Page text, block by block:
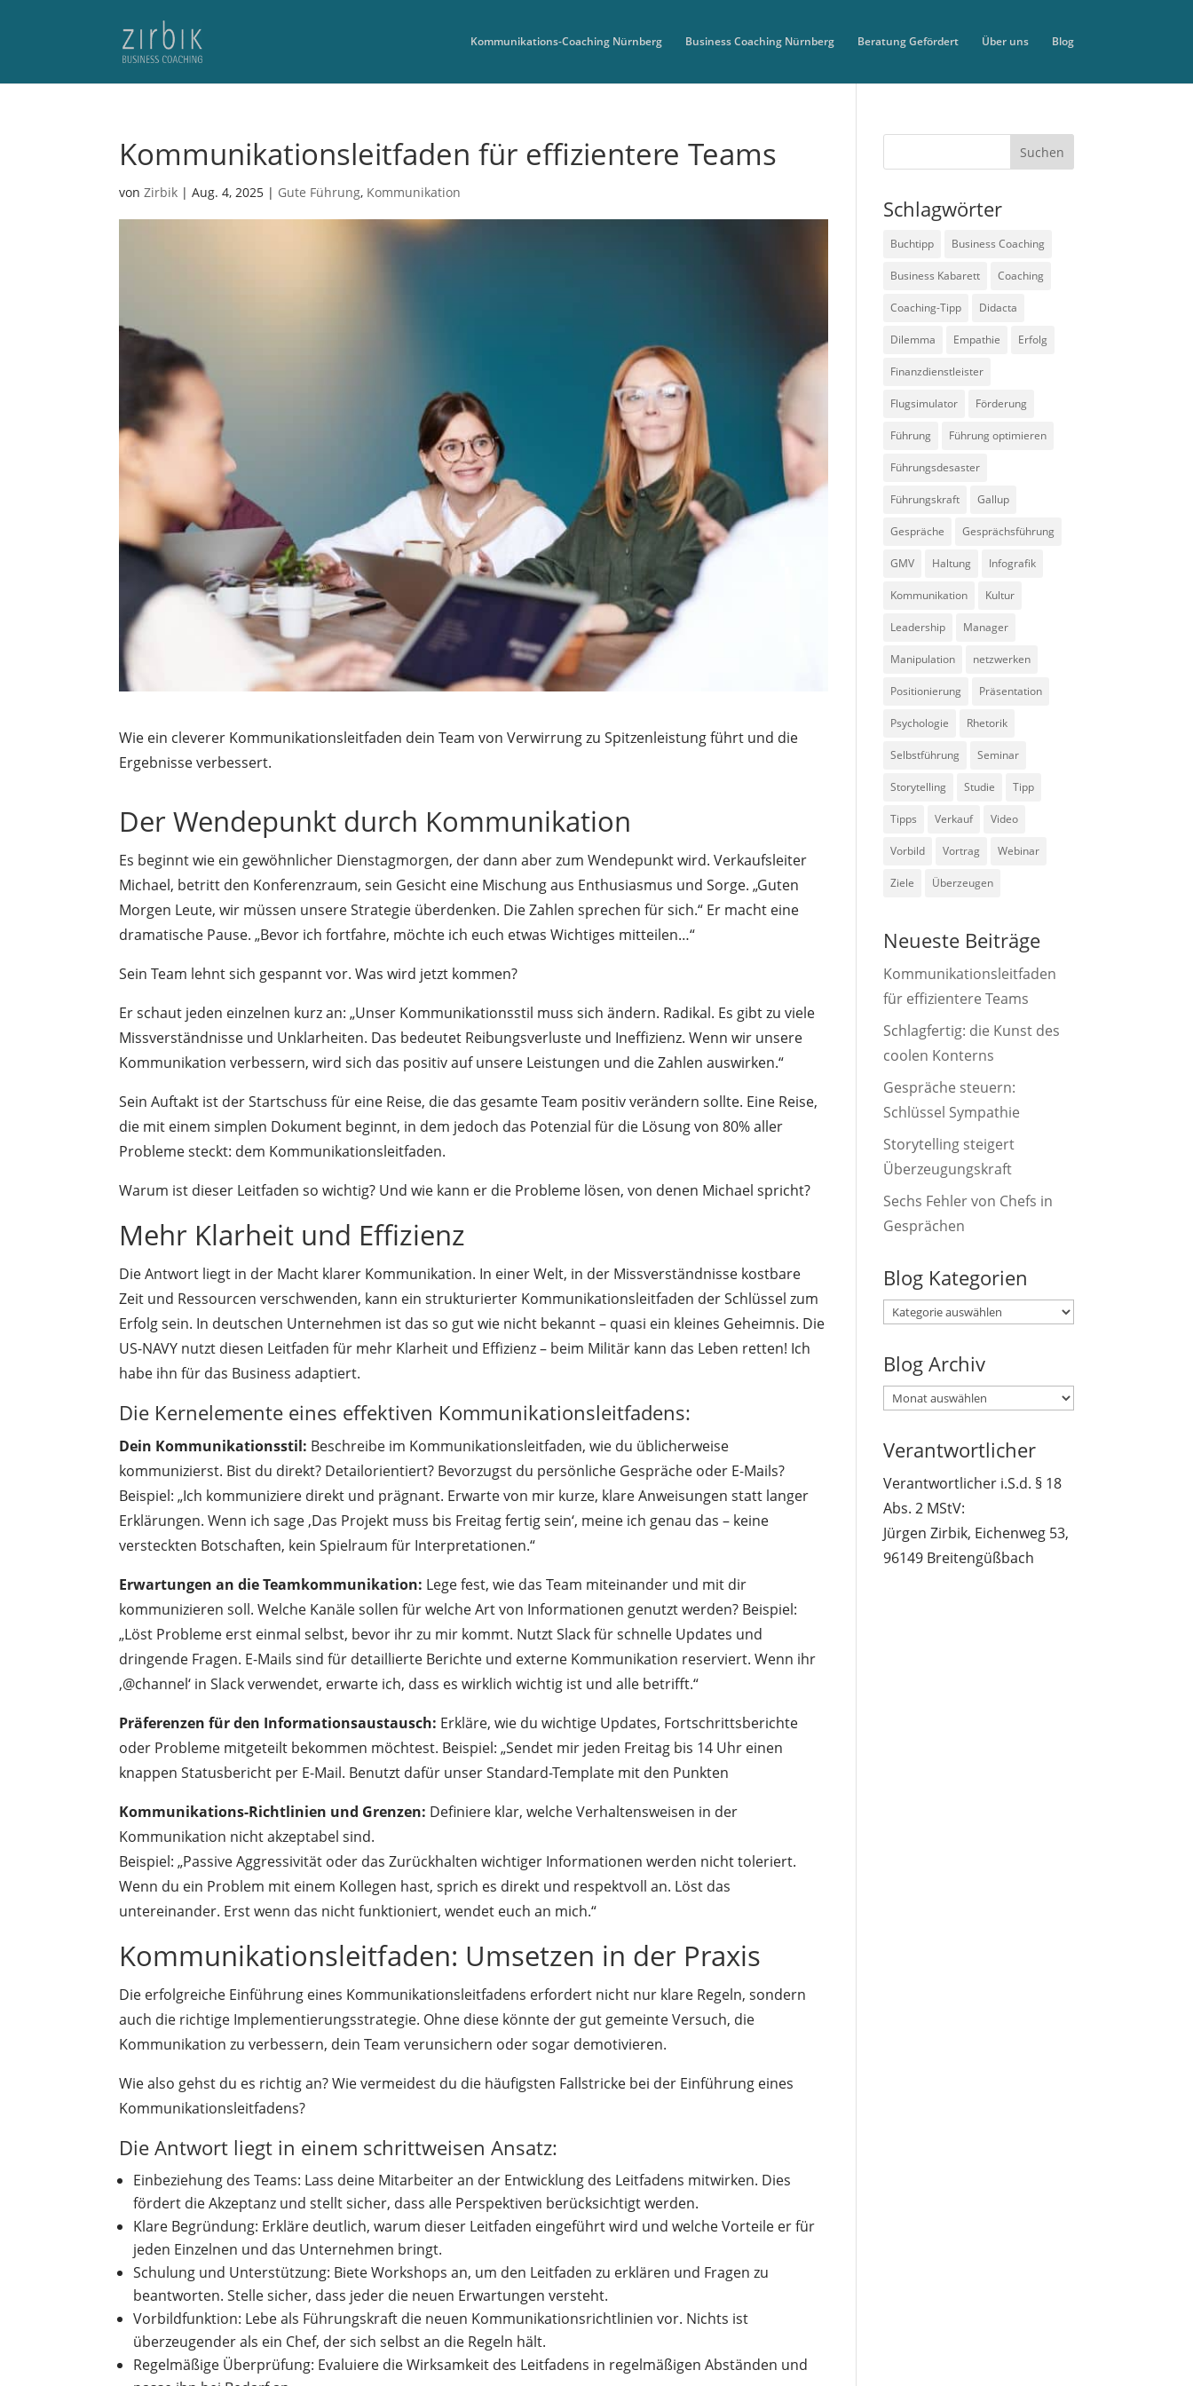
Kommunikations-Coaching Nürnberg Business Coaching Nürnberg Beratung Gefördert Über uns Blog
Kommunikationsleitfaden für effizientere Teams
vonZirbik |Aug. 4, 2025 | Gute Führung, Kommunikation
Wie ein cleverer Kommunikationsleitfaden dein Team von Verwirrung zu Spitzenleistung führt und die
Ergebnisse verbessert.
Der Wendepunkt durch Kommunikation
Es beginnt wie ein gewöhnlicher Dienstagmorgen, der dann aber zum Wendepunkt wird. Verkaufsleiter
Michael, betritt den Konferenzraum, sein Gesicht eine Mischung aus Enthusiasmus und Sorge. „Guten
Morgen Leute, wir müssen unsere Strategie überdenken. Die Zahlen sprechen für sich.“ Er macht eine
dramatische Pause. „Bevor ich fortfahre, möchte ich euch etwas Wichtiges mitteilen…“
Sein Team lehnt sich gespannt vor. Was wird jetzt kommen?
Er schaut jeden einzelnen kurz an: „Unser Kommunikationsstil muss sich ändern. Radikal. Es gibt zu viele
Missverständnisse und Unklarheiten. Das bedeutet Reibungsverluste und Ineffizienz. Wenn wir unsere
Kommunikation verbessern, wird sich das positiv auf unsere Leistungen und die Zahlen auswirken.“
Sein Auftakt ist der Startschuss für eine Reise, die das gesamte Team positiv verändern sollte. Eine Reise,
die mit einem simplen Dokument beginnt, in dem jedoch das Potenzial für die Lösung von 80% aller
Probleme steckt: dem Kommunikationsleitfaden.
Warum ist dieser Leitfaden so wichtig? Und wie kann er die Probleme lösen, von denen Michael spricht?
Mehr Klarheit und Effizienz
Die Antwort liegt in der Macht klarer Kommunikation. In einer Welt, in der Missverständnisse kostbare
Zeit und Ressourcen verschwenden, kann ein strukturierter Kommunikationsleitfaden der Schlüssel zum
Erfolg sein. In deutschen Unternehmen ist das so gut wie nicht bekannt – quasi ein kleines Geheimnis. Die
US-NAVY nutzt diesen Leitfaden für mehr Klarheit und Effizienz – beim Militär kann das Leben retten! Ich
habe ihn für das Business adaptiert.
Die Kernelemente eines effektiven Kommunikationsleitfadens:
Dein Kommunikationsstil: Beschreibe im Kommunikationsleitfaden, wie du üblicherweise
kommunizierst. Bist du direkt? Detailorientiert? Bevorzugst du persönliche Gespräche oder E-Mails?
Beispiel: „Ich kommuniziere direkt und prägnant. Erwarte von mir kurze, klare Anweisungen statt langer
Erklärungen. Wenn ich sage ‚Das Projekt muss bis Freitag fertig sein‘, meine ich genau das – keine
versteckten Botschaften, kein Spielraum für Interpretationen.“
Erwartungen an die Teamkommunikation: Lege fest, wie das Team miteinander und mit dir
kommunizieren soll. Welche Kanäle sollen für welche Art von Informationen genutzt werden? Beispiel:
„Löst Probleme erst einmal selbst, bevor ihr zu mir kommt. Nutzt Slack für schnelle Updates und
dringende Fragen. E-Mails sind für detaillierte Berichte und externe Kommunikation reserviert. Wenn ihr
‚@channel‘ in Slack verwendet, erwarte ich, dass es wirklich wichtig ist und alle betrifft.“
Präferenzen für den Informationsaustausch: Erkläre, wie du wichtige Updates, Fortschrittsberichte
oder Probleme mitgeteilt bekommen möchtest. Beispiel: „Sendet mir jeden Freitag bis 14 Uhr einen
knappen Statusbericht per E-Mail. Benutzt dafür unser Standard-Template mit den Punkten
Kommunikations-Richtlinien und Grenzen: Definiere klar, welche Verhaltensweisen in der
Kommunikation nicht akzeptabel sind.
Beispiel: „Passive Aggressivität oder das Zurückhalten wichtiger Informationen werden nicht toleriert.
Wenn du ein Problem mit einem Kollegen hast, sprich es direkt und respektvoll an. Löst das
untereinander. Erst wenn das nicht funktioniert, wendet euch an mich.“
Kommunikationsleitfaden: Umsetzen in der Praxis
Die erfolgreiche Einführung eines Kommunikationsleitfadens erfordert nicht nur klare Regeln, sondern
auch die richtige Implementierungsstrategie. Ohne diese könnte der gut gemeinte Versuch, die
Kommunikation zu verbessern, dein Team verunsichern oder sogar demotivieren.
Wie also gehst du es richtig an? Wie vermeidest du die häufigsten Fallstricke bei der Einführung eines
Kommunikationsleitfadens?
Die Antwort liegt in einem schrittweisen Ansatz:
Einbeziehung des Teams: Lass deine Mitarbeiter an der Entwicklung des Leitfadens mitwirken. Dies
fördert die Akzeptanz und stellt sicher, dass alle Perspektiven berücksichtigt werden.
Klare Begründung: Erkläre deutlich, warum dieser Leitfaden eingeführt wird und welche Vorteile er für
jeden Einzelnen und das Unternehmen bringt.
Schulung und Unterstützung: Biete Workshops an, um den Leitfaden zu erklären und Fragen zu
beantworten. Stelle sicher, dass jeder die neuen Erwartungen versteht.
Vorbildfunktion: Lebe als Führungskraft die neuen Kommunikationsrichtlinien vor. Nichts ist
überzeugender als ein Chef, der sich selbst an die Regeln hält.
Regelmäßige Überprüfung: Evaluiere die Wirksamkeit des Leitfadens in regelmäßigen Abständen und
Schlagwörter
Buchtipp Business Coaching
Business Kabarett Coaching
Coaching-Tipp Didacta
Dilemma Empathie Erfolg
Finanzdienstleister
Flugsimulator Förderung
Führung Führung optimieren
Führungsdesaster
Führungskraft Gallup
Gespräche Gesprächsführung
GMV Haltung Infografik
Kommunikation Kultur
Leadership Manager
Manipulation netzwerken
Positionierung Präsentation
Psychologie Rhetorik
Selbstführung Seminar
Storytelling Studie Tipp
Tipps Verkauf Video
Vorbild Vortrag Webinar
Ziele Überzeugen
Neueste Beiträge
Kommunikationsleitfaden
für effizientere Teams
Schlagfertig: die Kunst des
coolen Konterns
Gespräche steuern:
Schlüssel Sympathie
Storytelling steigert
Überzeugungskraft
Sechs Fehler von Chefs in
Gesprächen
Blog Kategorien
Blog
Blog Archiv
Blog
Verantwortlicher
Verantwortlicher i.S.d. § 18
Abs. 2 MStV:
Jürgen Zirbik, Eichenweg 53,
96149 Breitengüßbach